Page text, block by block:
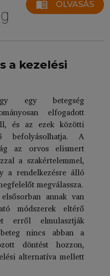
menu_book OLVASÁS
a kezelési
egy betegség
elfogadott
és az ezek közötti
befolyásolhatja. A
az orvos elismert
a szakértelemmel,
a rendelkezésre álló
megválassza.
annak van
módszerek eltérő
erről elmulasztják
nincs abban a
döntést hozzon,
alternatíva mellett